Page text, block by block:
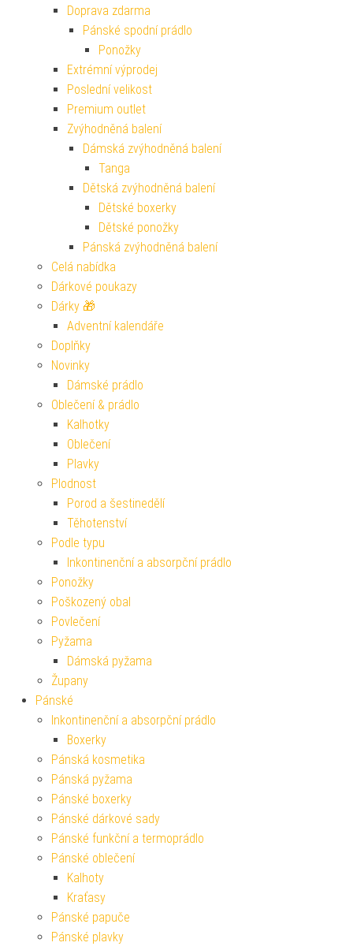
Doprava zdarma
Pánské spodní prádlo
Ponožky
Extrémní výprodej
Poslední velikost
Premium outlet
Zvýhodněná balení
Dámská zvýhodněná balení
Tanga
Dětská zvýhodněná balení
Dětské boxerky
Dětské ponožky
Pánská zvýhodněná balení
Celá nabídka
Dárkové poukazy
Dárky 🎁
Adventní kalendáře
Doplňky
Novinky
Dámské prádlo
Oblečení & prádlo
Kalhotky
Oblečení
Plavky
Plodnost
Porod a šestinedělí
Těhotenství
Podle typu
Inkontinenční a absorpční prádlo
Ponožky
Poškozený obal
Povlečení
Pyžama
Dámská pyžama
Župany
Pánské
Inkontinenční a absorpční prádlo
Boxerky
Pánská kosmetika
Pánská pyžama
Pánské boxerky
Pánské dárkové sady
Pánské funkční a termoprádlo
Pánské oblečení
Kalhoty
Kraťasy
Pánské papuče
Pánské plavky